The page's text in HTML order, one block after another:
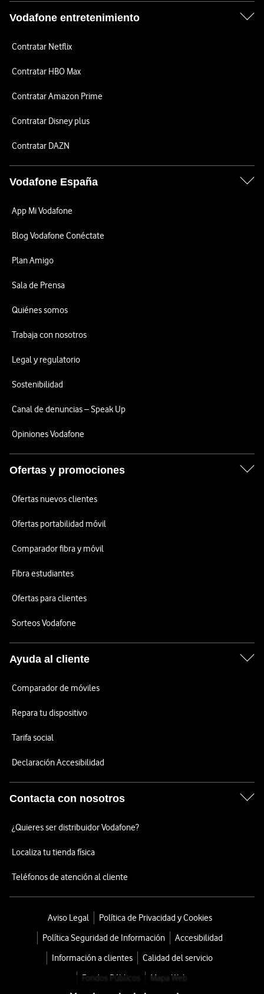
Vodafone entretenimiento
Contratar Netflix
Contratar HBO Max
Contratar Amazon Prime
Contratar Disney plus
Contratar DAZN
Vodafone España
App Mi Vodafone
Blog Vodafone Conéctate
Plan Amigo
Sala de Prensa
Quiénes somos
Trabaja con nosotros
Legal y regulatorio
Sostenibilidad
Canal de denuncias – Speak Up
Opiniones Vodafone
Ofertas y promociones
Ofertas nuevos clientes
Ofertas portabilidad móvil
Comparador fibra y móvil
Fibra estudiantes
Ofertas para clientes
Sorteos Vodafone
Ayuda al cliente
Comparador de móviles
Repara tu dispositivo
Tarifa social
Declaración Accesibilidad
Contacta con nosotros
¿Quieres ser distribuidor Vodafone?
Localiza tu tienda física
Teléfonos de atención al cliente
Aviso Legal
Política de Privacidad y Cookies
Política Seguridad de Información
Accesibilidad
Información a clientes
Calidad del servicio
Fondos Públicos
Mapa Web